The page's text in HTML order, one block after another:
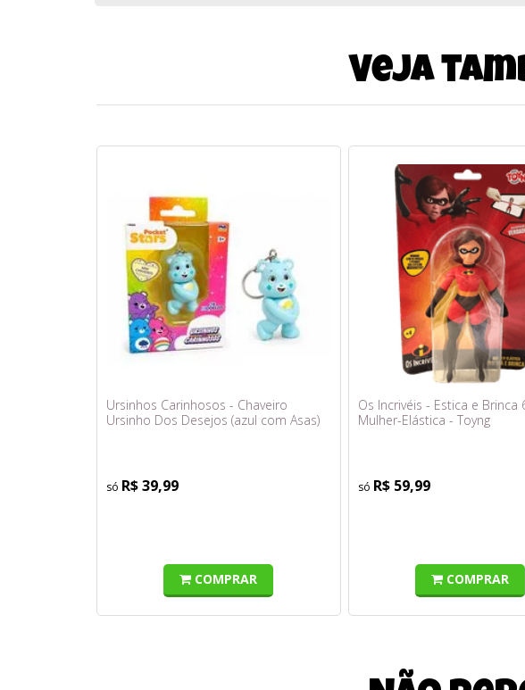
Veja
Ursinhos Carinhosos - Chaveiro
Ursinho Dos Desejos (azul com Asas)
R$ 39,99
COMPRAR
Os Incrivéis - Estica e Brinca
Mulher-Elástica - Toyng
R$ 59,99
COMPRAR